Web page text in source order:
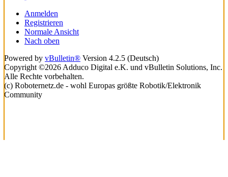
Anmelden
Registrieren
Normale Ansicht
Nach oben
Powered by vBulletin® Version 4.2.5 (Deutsch)
Copyright ©2026 Adduco Digital e.K. und vBulletin Solutions, Inc.
Alle Rechte vorbehalten.
(c) Roboternetz.de - wohl Europas größte Robotik/Elektronik
Community